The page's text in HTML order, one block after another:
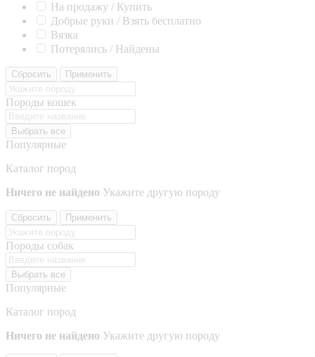
На продажу / Купить
Добрые руки / Взять бесплатно
Вязка
Потерялись / Найдены
Сбросить Применить
Породы кошек
Выбрать все
Популярные
Каталог пород
Ничего не найдено Укажите другую породу
Сбросить Применить
Породы собак
Выбрать все
Популярные
Каталог пород
Ничего не найдено Укажите другую породу